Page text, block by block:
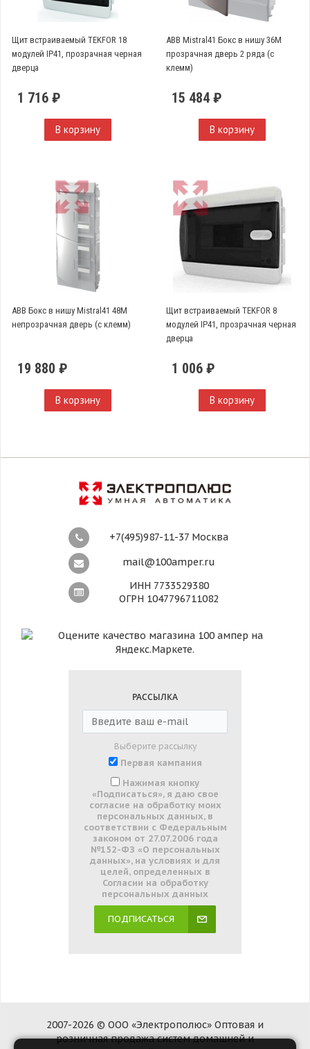
Щит встраиваемый TEKFOR 18
модулей IP41, прозрачная черная
дверца
1 716 ₽
В корзину
ABB Mistral41 Бокс в нишу 36М
прозрачная дверь 2 ряда (c
клемм)
15 484 ₽
В корзину
ABB Бокс в нишу Mistral41 48М
непрозрачная дверь (c клемм)
19 880 ₽
В корзину
Щит встраиваемый TEKFOR 8
модулей IP41, прозрачная черная
дверца
1 006 ₽
В корзину
+7(495)987-11-37 Москва
mail@100amper.ru
ИНН 7733529380
ОГРН 1047796711082
РАССЫЛКА
Выберите рассылку
Первая кампания
Нажимая кнопку
«Подписаться», я даю свое
согласие на обработку моих
персональных данных, в
соответствии с Федеральным
законом от 27.07.2006 года
№152-ФЗ «О персональных
данных», на условиях и для
целей, определенных в
Согласии на обработку
персональных данных
ПОДПИСАТЬСЯ
2007-2026 © ООО «Электрополюс» Оптовая и
розничная продажа систем домашней и